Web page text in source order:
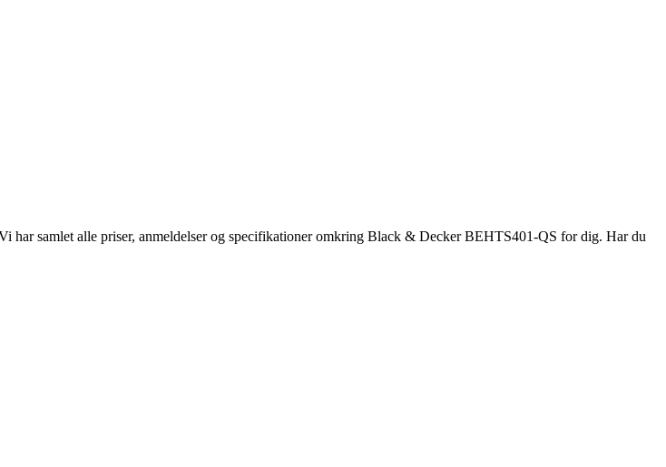
samlet alle priser, anmeldelser og specifikationer omkring Black & Decker BEHTS401-QS for dig. Har du